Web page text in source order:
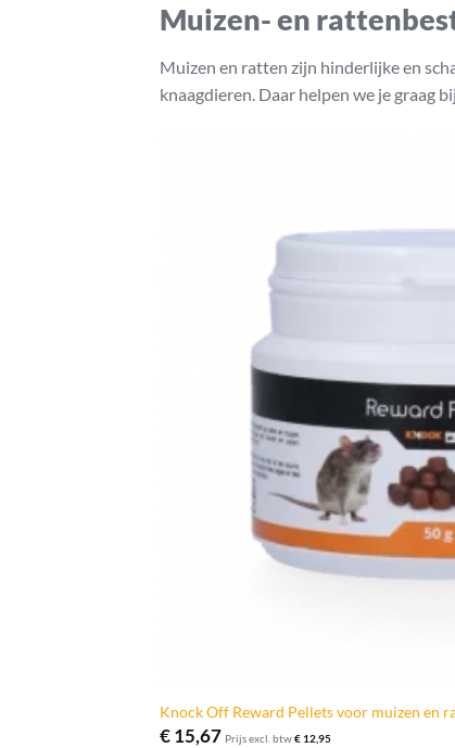
Muizen- en
Muizen en ratten zijn hinderlijke en
knaagdieren. Daar helpen we je graag
Knock Off Reward Pellets voor muizen en
€15,67 Prijs excl. btw€12,95